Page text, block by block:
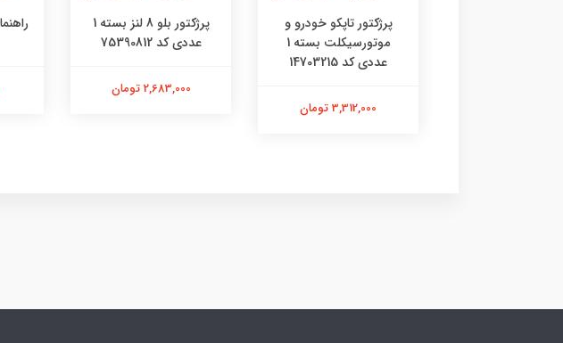
پرژکتور تاپکو خودرو و
موتورسیکلت بسته 1
عددی کد 14703215
3,312,000 تومان
پرژکتور بلو 8 لنز بسته 1
عددی کد 75390812
2,683,000 تومان